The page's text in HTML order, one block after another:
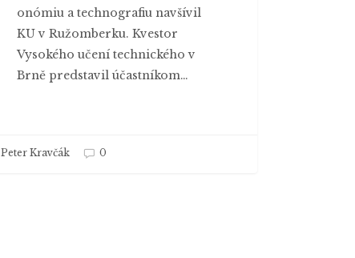
onómiu a technografiu navšívil
KU v Ružomberku. Kvestor
Vysokého učení technického v
Brně predstavil účastníkom…
Peter Kravčák 0